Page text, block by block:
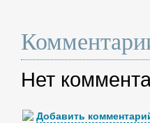
Нет
Добавить